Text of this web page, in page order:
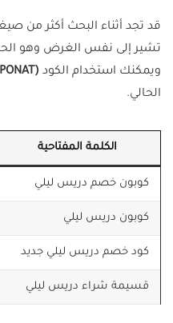
قد تجد أثناء البحث أكثر من
تشير إلى نفس الغرض وهو
ويمكنك استخدام الكود (ALLCOUPONAT)
الحالي.
الكلمة المفتاحية
كوبون خصم دريس ليلي
كوبون دريس ليلي
كود خصم دريس ليلي جديد
قسيمة شراء دريس ليلي